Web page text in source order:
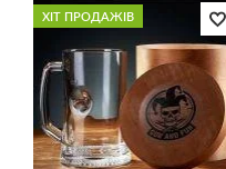
ХІТ ПРОДАЖІВ